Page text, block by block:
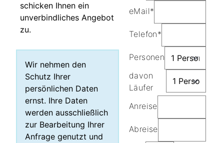
schicken Ihnen ein
unverbindliches Angebot
zu.
Wir nehmen den
Schutz Ihrer
persönlichen Daten
ernst. Ihre Daten
werden ausschließlich
zur Bearbeitung Ihrer
Anfrage genutzt und
eMail*
Telefon*
Personen
davon
Läufer
Anreise
Abreise